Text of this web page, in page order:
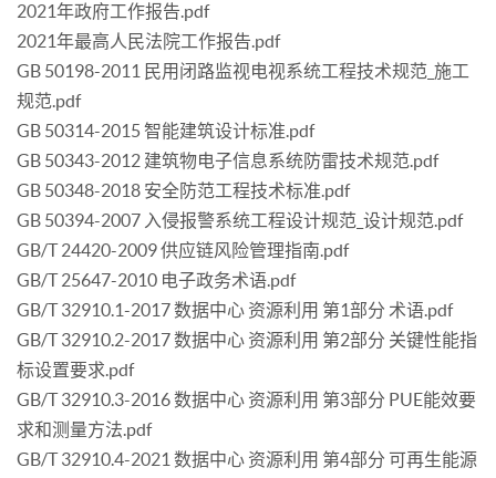
2021年政府工作报告.pdf
2021年最高人民法院工作报告.pdf
GB 50198-2011 民用闭路监视电视系统工程技术规范_施工
规范.pdf
GB 50314-2015 智能建筑设计标准.pdf
GB 50343-2012 建筑物电子信息系统防雷技术规范.pdf
GB 50348-2018 安全防范工程技术标准.pdf
GB 50394-2007 入侵报警系统工程设计规范_设计规范.pdf
GB/T 24420-2009 供应链风险管理指南.pdf
GB/T 25647-2010 电子政务术语.pdf
GB/T 32910.1-2017 数据中心 资源利用 第1部分 术语.pdf
GB/T 32910.2-2017 数据中心 资源利用 第2部分 关键性能指
标设置要求.pdf
GB/T 32910.3-2016 数据中心 资源利用 第3部分 PUE能效要
求和测量方法.pdf
GB/T 32910.4-2021 数据中心 资源利用 第4部分 可再生能源